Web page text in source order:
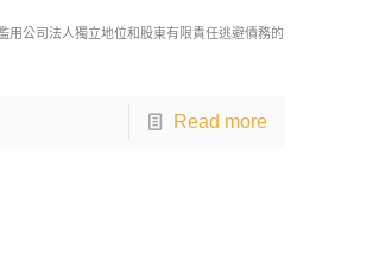
公司法人獨立地位和股東有限責任逃避債務的
Read more